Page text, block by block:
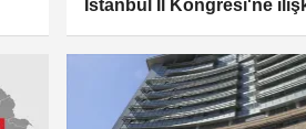
İstanbul İl Kongresi'ne